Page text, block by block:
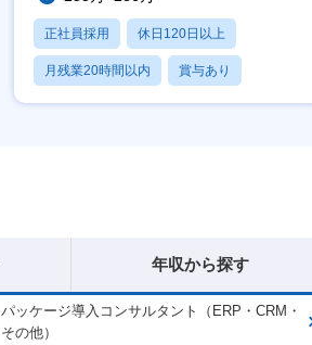
正社員採用 休日120日以上
月残業20時間以内 賞与あり
転勤なし
年収から探す
パッケージ導入コンサルタント（ERP・CRM・
その他）